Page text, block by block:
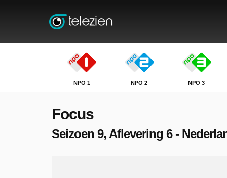
NPO 1 NPO 2 NPO 3
Focus
Seizoen 9, Aflevering 6 -